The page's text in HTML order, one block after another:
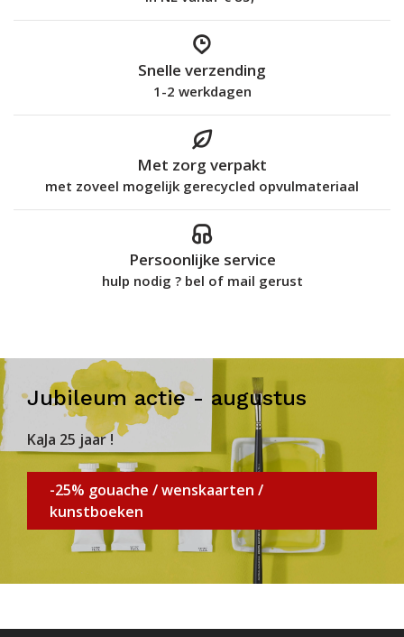
Snelle verzending
1-2 werkdagen
Met zorg verpakt
met zoveel mogelijk gerecycled opvulmateriaal
Persoonlijke service
hulp nodig ? bel of mail gerust
Jubileum actie - augustus
KaJa 25 jaar !
-25% gouache / wenskaarten /
kunstboeken